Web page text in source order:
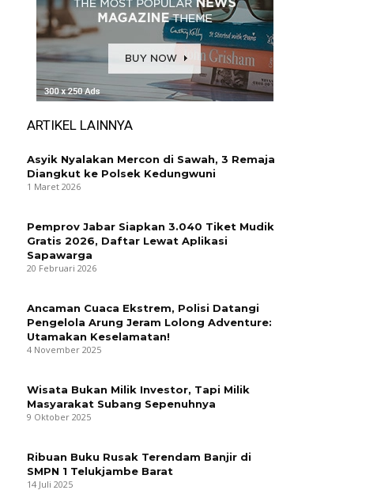
ARTIKEL LAINNYA
Asyik Nyalakan Mercon di Sawah, 3 Remaja
Diangkut ke Polsek Kedungwuni
1 Maret 2026
Pemprov Jabar Siapkan 3.040 Tiket Mudik
Gratis 2026, Daftar Lewat Aplikasi
Sapawarga
20 Februari 2026
Ancaman Cuaca Ekstrem, Polisi Datangi
Pengelola Arung Jeram Lolong Adventure:
Utamakan Keselamatan!
4 November 2025
Wisata Bukan Milik Investor, Tapi Milik
Masyarakat Subang Sepenuhnya
9 Oktober 2025
Ribuan Buku Rusak Terendam Banjir di
SMPN 1 Telukjambe Barat
14 Juli 2025